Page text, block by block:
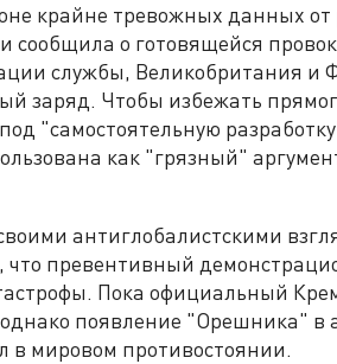
крайне тревожных данных от
сообщила о готовящейся
службы, Великобритания и
заряд. Чтобы избежать
"самостоятельную
как "грязный"
антиглобалистскими
что превентивный
Пока официальный
появление "Орешника" в
в мировом противостоянии.